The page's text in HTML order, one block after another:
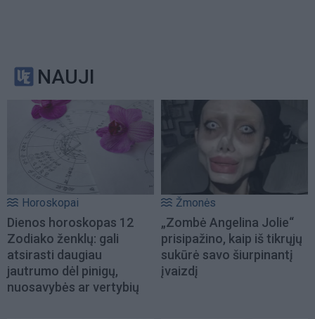
NAUJI
Horoskopai
Dienos horoskopas 12
Zodiako ženklų: gali
atsirasti daugiau
jautrumo dėl pinigų,
nuosavybės ar vertybių
Žmonės
„Zombė Angelina Jolie“
prisipažino, kaip iš tikrųjų
sukūrė savo šiurpinantį
įvaizdį